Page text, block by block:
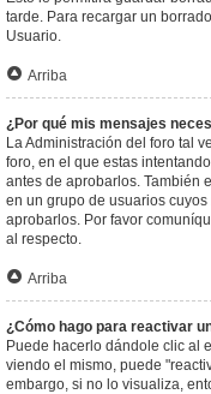
tarde. Para recargar un
Usuario.
Arriba
¿Por qué mis mensajes
La Administración del foro tal
foro, en el que estas
antes de aprobarlos. También
en un grupo de usuarios
aprobarlos. Por favor
al respecto.
Arriba
¿Cómo hago para reactivar
Puede hacerlo dándole clic al
viendo el mismo, puede
embargo, si no lo visualiza,